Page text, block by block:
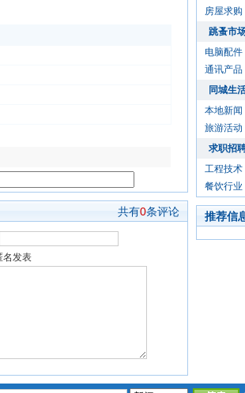
共有0条评论
名发表
房屋求购
跳蚤市
电脑配件
通讯产品
同城生
本地新闻
旅游活动
求职招
工程技术
餐饮行业
推荐信